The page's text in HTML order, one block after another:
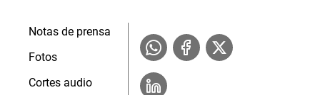
Notas de prensa
Fotos
Cortes audio